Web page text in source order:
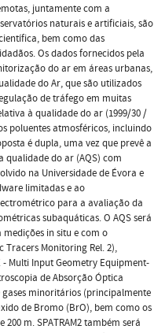
juntamente com a
naturais e artificiais, são
bem como das
Os dados fornecidos pela
do ar em áreas urbanas,
do Ar, que são utilizados
de tráfego em muitas
à qualidade do ar (1999/30 /
poluentes atmosféricos, incluindo
é dupla, uma vez que prevê a
qualidade do ar (AQS) com
na Universidade de Évora e
limitadas e ao
para a avaliação da
subaquáticas. O AQS será
in situ e com o
Tracers Monitoring Rel. 2),
Multi Input Geometry Equipment-
de Absorção Óptica
minoritários (principalmente
de Bromo (BrO), bem como os
m. SPATRAM2 também será